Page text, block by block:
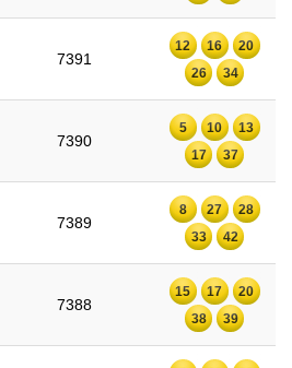
7391
12 16
20
26
34
7390
5 10
13
17
37
7389
8 27
28
33
42
7388
15 17
20
38
39